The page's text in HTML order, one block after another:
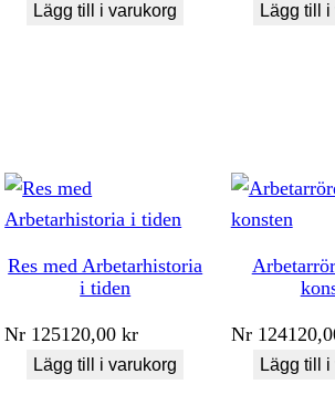
Lägg till i varukorg Lägg till
Res med Arbetarhistoria
i tiden
Nr 125120,00kr
Lägg till i varukorg
Nr 124
Lägg till